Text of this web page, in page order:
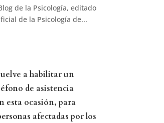
de la Psicología, editado
de la Psicología de...
a habilitar un
de asistencia
esta ocasión, para
afectadas por los